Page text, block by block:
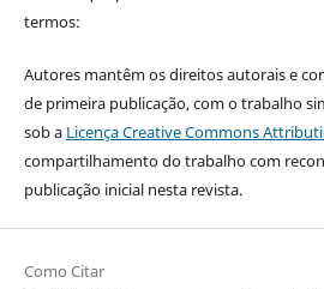
termos:
Autores mantêm os direitos autorais e
de primeira publicação, com o trabalho
sob a Licença Creative Commons
compartilhamento do trabalho com
publicação inicial nesta revista.
Como Citar